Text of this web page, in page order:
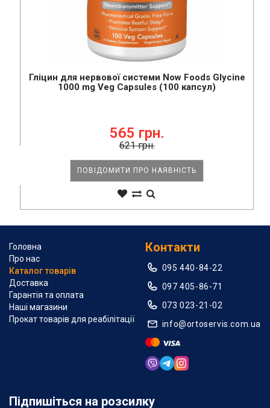
Гліцин для нервової системи Now Foods Glycine
1000 mg Veg Capsules (100 капсул)
565 грн.
621 грн.
ПОВІДОМИТИ ПРО НАЯВНІСТЬ
Головна
Про нас
Каталог товарів
Доставка
Гарантія та оплата
Наші магазини
Прокат товарів для реабілітації
Контакти
095 440-84-22
097 405-86-71
073 023-21-02
info@ortoservis.com.ua
Підпишіться на розсилку